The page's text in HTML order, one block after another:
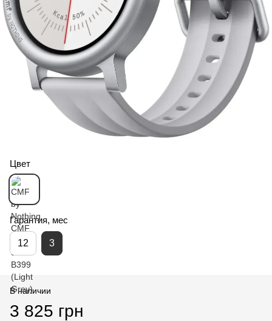
Цвет
Гарантия, мес
12 3
В наличии
3 825 грн